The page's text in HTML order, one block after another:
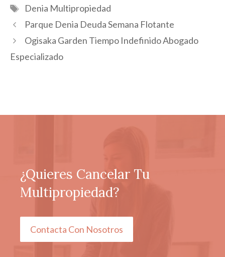
Etiquetas
Denia Multipropiedad
Parque Denia Deuda Semana Flotante
Ogisaka Garden Tiempo Indefinido Abogado
Especializado
¿Quieres Cancelar Tu
Multipropiedad?
Contacta Con Nosotros